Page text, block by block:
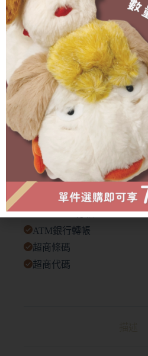
成為會員即可享有折扣！
已售完
物流方式
付款方式
超商取貨付款
LINE PAY付款
ATM銀行轉帳
超商條碼
超商代碼